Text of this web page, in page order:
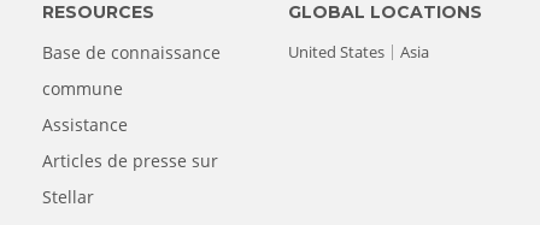
RESOURCES
Base de connaissance
commune
Assistance
Articles de presse sur
Stellar
GLOBAL LOCATIONS
United States
Asia